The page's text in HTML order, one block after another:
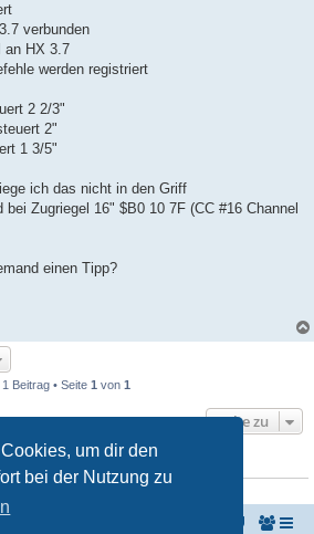
um dir den
bei der Nutzung zu
verbunden
an HX 3.7
werden registriert
2 2/3"
2"
1 3/5"
ich das nicht in den Griff
Zugriegel 16" $B0 10 7F (CC #16 Channel
einen Tipp?
1 Beitrag • Seite 1 von 1
Gehe zu
und 0 Gäste